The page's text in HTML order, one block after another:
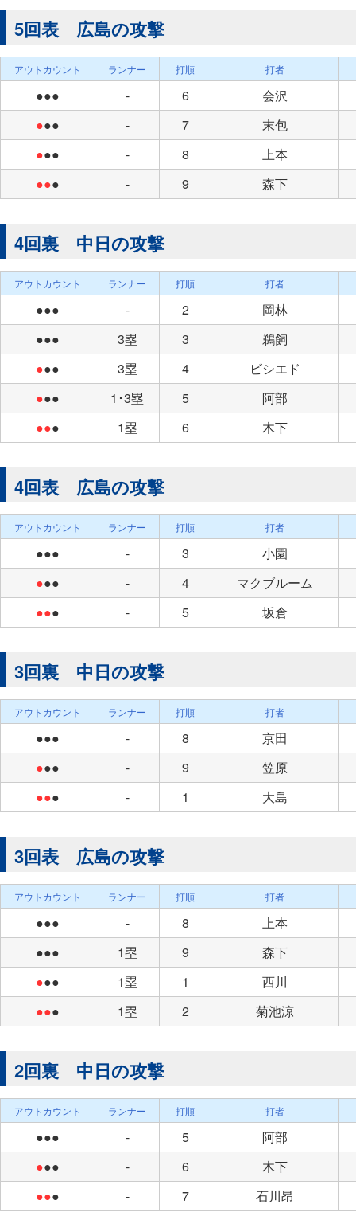
5回表 広島の攻撃
アウトカウント ランナー 打順 打者
●●● - 6
会沢
●●● - 7
末包
●●● - 8
上本
●●● - 9 森下
4回裏 中日の攻撃
アウトカウント ランナー 打順 打者
●●● - 2
岡林
●●●
3塁 3
鵜飼
●●● 3塁 4
ビシエド
●●● 1･3塁 5
阿部
●●● 1塁 6 木下
4回表 広島の攻撃
アウトカウント ランナー 打順 打者
●●● - 3
小園
●●● - 4
マクブルーム
●●● - 5 坂倉
3回裏 中日の攻撃
アウトカウント ランナー 打順 打者
●●● - 8
京田
●●● - 9
笠原
●●● - 1 大島
3回表 広島の攻撃
アウトカウント ランナー 打順 打者
●●● - 8
上本
●●●
1塁 9
森下
●●● 1塁 1
西川
●●● 1塁 2 菊池涼
2回裏 中日の攻撃
アウトカウント ランナー 打順 打者
●●● - 5
阿部
●●● - 6
木下
●●● - 7 石川昂